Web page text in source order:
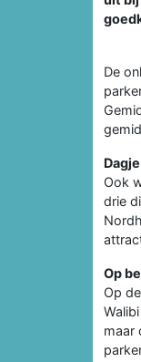
De
Ook
drie
Op
Op
maar